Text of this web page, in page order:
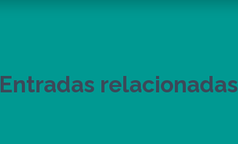
Entradas relacionadas